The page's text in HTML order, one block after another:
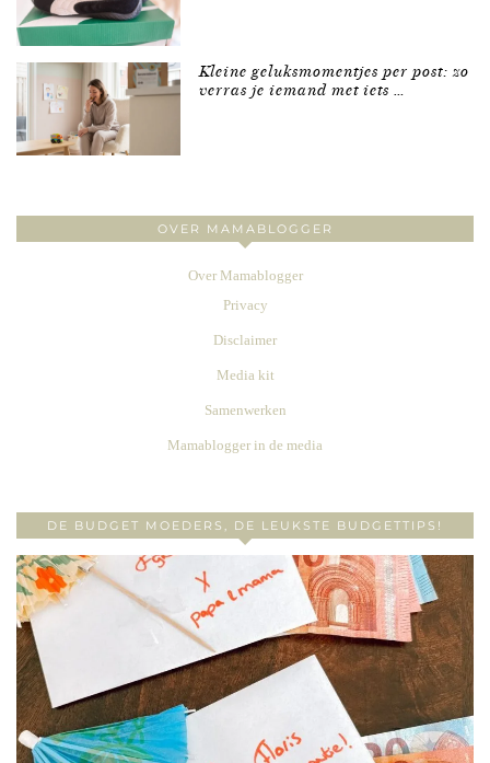
Kleine geluksmomentjes per post: zo
verras je iemand met iets …
OVER MAMABLOGGER
Over Mamablogger
Privacy
Disclaimer
Media kit
Samenwerken
Mamablogger in de media
DE BUDGET MOEDERS, DE LEUKSTE BUDGETTIPS!